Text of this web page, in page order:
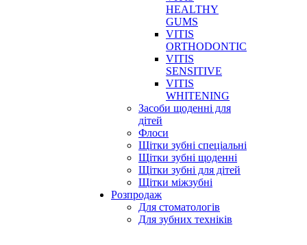
HEALTHY
GUMS
VITIS
ORTHODONTIC
VITIS
SENSITIVE
VITIS
WHITENING
Засоби щоденні для
дітей
Флоси
Щітки зубні спеціальні
Щітки зубні щоденні
Щітки зубні для дітей
Щітки міжзубні
Розпродаж
Для стоматологів
Для зубних техніків